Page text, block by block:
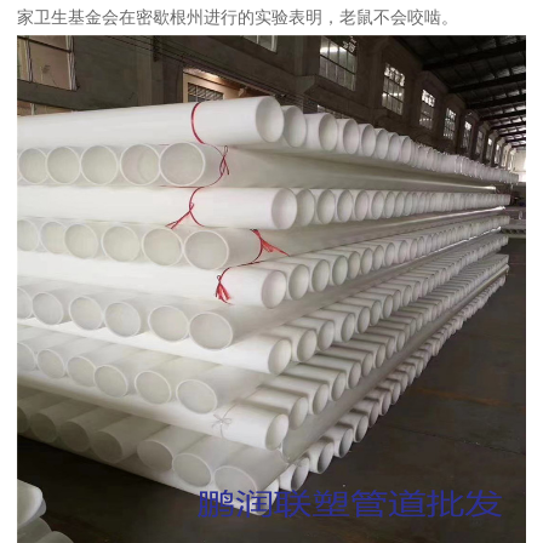
家卫生基金会在密歇根州进行的实验表明，老鼠不会咬啮。